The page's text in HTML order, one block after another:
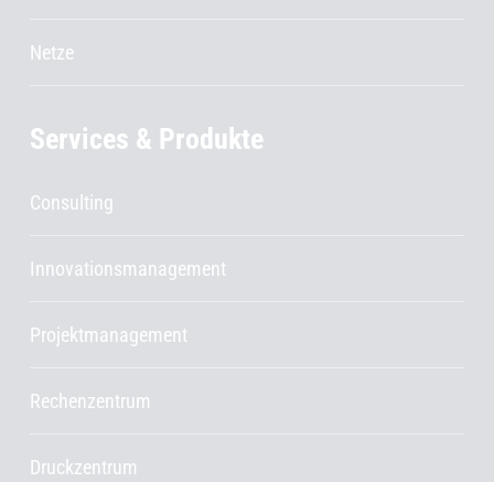
Netze
Services & Produkte
Consulting
Innovationsmanagement
Projektmanagement
Rechenzentrum
Druckzentrum